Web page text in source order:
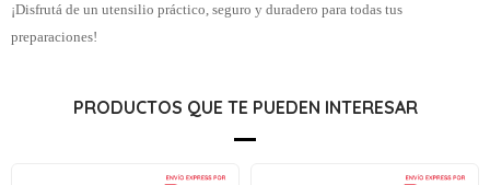
¡Disfrutá de un utensilio práctico, seguro y duradero para todas tus
preparaciones!
PRODUCTOS QUE TE PUEDEN INTERESAR